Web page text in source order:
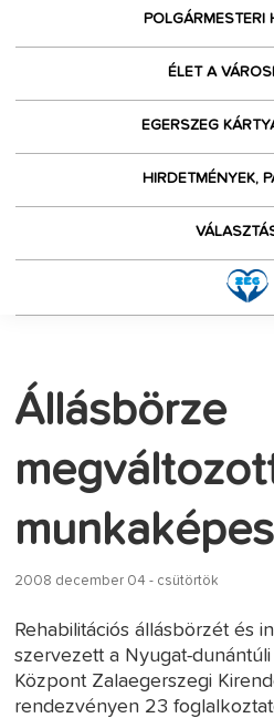
POLGÁRMESTERI
ÉLET A
EGERSZEG
HIRDETMÉNYEK,
Állásbörze
2008 december 04 - csütörtök
Rehabilitációs állásbörzét és
szervezett a Nyugat-
Központ Zalaegerszegi
rendezvényen 23